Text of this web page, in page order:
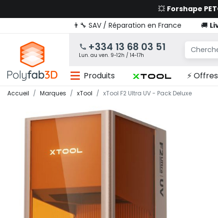
💥 Forshape
👨‍🔧 SAV / Réparation en France
🚚
+334 13 68 03 51
Lun. au ven. 9-12h / 14-17h
Produits ⚡
Accueil Marques xTool xTool F2 Ultra UV - Pack Deluxe